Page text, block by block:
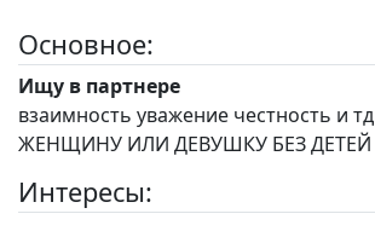
Основное:
Ищу в партнере
взаимность уважение честность и тд ИЩУ
Интересы: